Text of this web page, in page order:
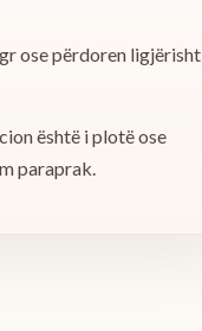
ose përdoren ligjërisht
është i plotë ose
paraprak.